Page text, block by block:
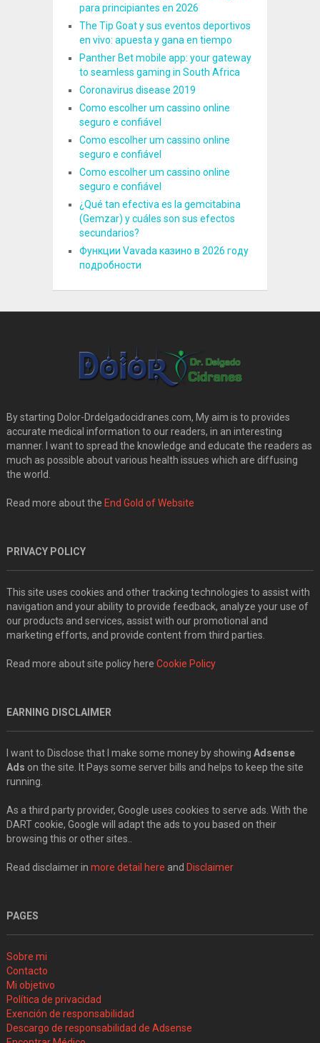
para principiantes en 2026
The Tip Goat y sus eventos deportivos
en vivo: apuesta y gana en tiempo
Panther Bet mobile app: your gateway
to seamless gaming in South Africa
Coronavirus disease 2019
Como escolher um cassino online
seguro e confiável
Como escolher um cassino online
seguro e confiável
Como escolher um cassino online
seguro e confiável
¿Qué tan efectiva es la gemcitabina
(Gemzar) y cuáles son sus efectos
secundarios?
Функции Vavada казино в 2026 году
подробности
By starting Dolor-Drdelgadocidranes.com, My aim is to provides
accurate medical information to our readers, in an interesting
manner. I want to spread the knowledge and educate the readers as
much as possible about various health issues which are diffusing
the world.
Read more about the End Gold of Website
PRIVACY POLICY
This site uses cookies and other tracking technologies to assist with
navigation and your ability to provide feedback, analyze your use of
our products and services, assist with our promotional and
marketing efforts, and provide content from third parties.
Read more about site policy here Cookie Policy
EARNING DISCLAIMER
I want to Disclose that I make some money by showing Adsense
Ads on the site. It Pays some server bills and helps to keep the site
running.
As a third party provider, Google uses cookies to serve ads. With the
DART cookie, Google will adapt the ads to you based on their
browsing this or other sites..
Read disclaimer in more detail here and Disclaimer
PAGES
Sobre mi
Contacto
Mi objetivo
Política de privacidad
Exención de responsabilidad
Descargo de responsabilidad de Adsense